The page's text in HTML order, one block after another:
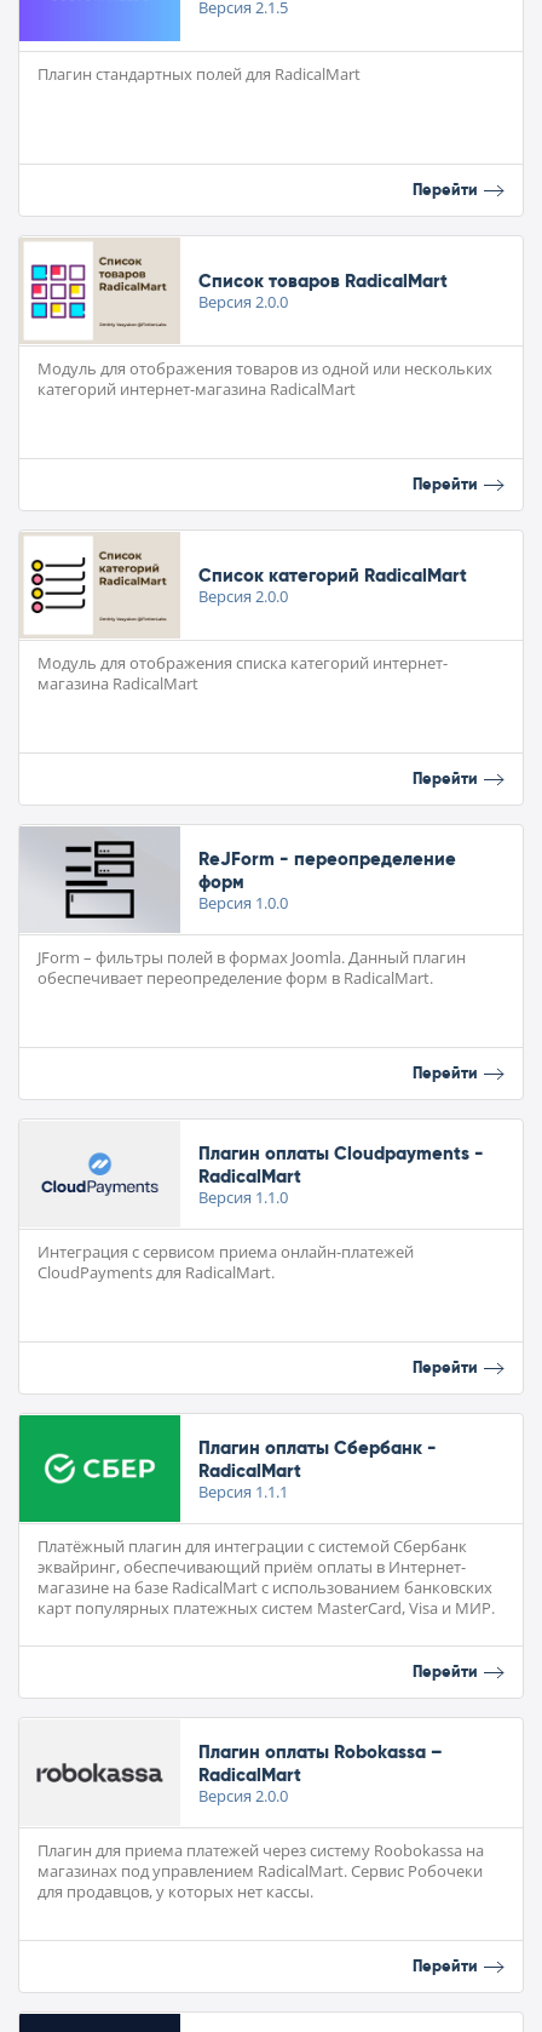
Версия 2.1.5
Плагин стандартных полей для RadicalMart
Перейти
Список товаров RadicalMart
Версия 2.0.0
Модуль для отображения товаров из одной или нескольких
категорий интернет-магазина RadicalMart
Перейти
Список категорий RadicalMart
Версия 2.0.0
Модуль для отображения списка категорий интернет-
магазина RadicalMart
Перейти
ReJForm - переопределение
форм
Версия 1.0.0
JForm – фильтры полей в формах Joomla. Данный плагин
обеспечивает переопределение форм в RadicalMart.
Перейти
Плагин оплаты Cloudpayments -
RadicalMart
Версия 1.1.0
Интеграция с сервисом приема онлайн-платежей
CloudPayments для RadicalMart.
Перейти
Плагин оплаты Сбербанк -
RadicalMart
Версия 1.1.1
Платёжный плагин для интеграции с системой Сбербанк
эквайринг, обеспечивающий приём оплаты в Интернет-
магазине на базе RadicalMart с использованием банковских
карт популярных платежных систем MasterCard, Visa и МИР.
Перейти
Плагин оплаты Robokassa –
RadicalMart
Версия 2.0.0
Плагин для приема платежей через систему Roobokassa на
магазинах под управлением RadicalMart. Сервис Робочеки
для продавцов, у которых нет кассы.
Перейти